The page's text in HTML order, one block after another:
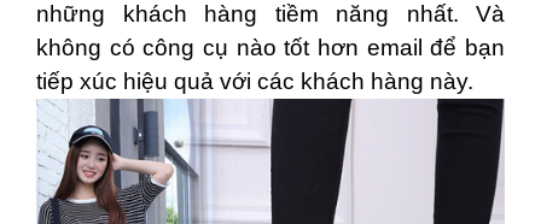
những khách hàng tiềm năng nhất. Và
không có công cụ nào tốt hơn email để bạn
tiếp xúc hiệu quả với các khách hàng này.